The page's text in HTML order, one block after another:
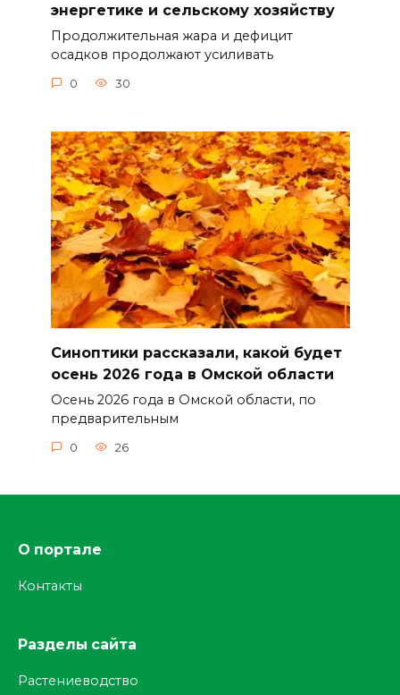
энергетике и сельскому хозяйству
Продолжительная жара и дефицит
осадков продолжают усиливать
0 30
Синоптики рассказали, какой будет
осень 2026 года в Омской области
Осень 2026 года в Омской области, по
предварительным
0 26
О портале
Контакты
Разделы сайта
Растениеводство